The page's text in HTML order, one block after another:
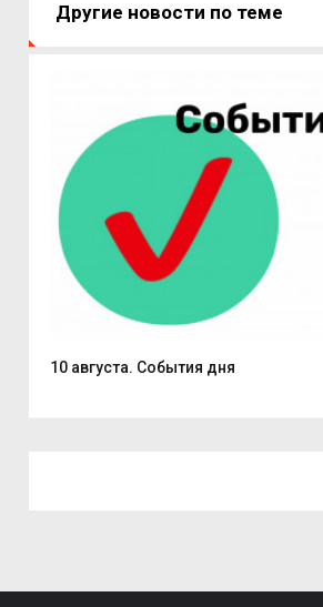
Другие новости по теме
10 августа. События дня